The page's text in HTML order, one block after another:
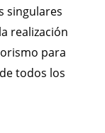
singulares
realización
para
todos los